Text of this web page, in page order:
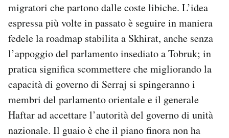
migratori che partono dalle coste libiche. L’idea
espressa più volte in passato è seguire in maniera
fedele la roadmap stabilita a Skhirat, anche senza
l’appoggio del parlamento insediato a Tobruk; in
pratica significa scommettere che migliorando la
capacità di governo di Serraj si spingeranno i
membri del parlamento orientale e il generale
Haftar ad accettare l’autorità del governo di unità
nazionale. Il guaio è che il piano finora non ha